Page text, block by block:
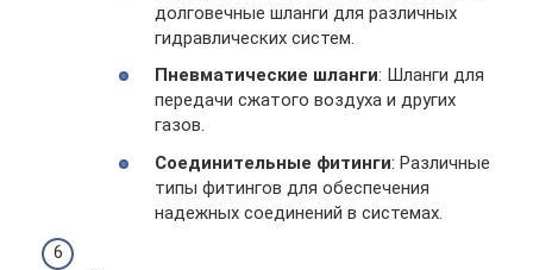
долговечные шланги для различных
гидравлических систем.
Пневматические шланги: Шланги для
передачи сжатого воздуха и других
газов.
Соединительные фитинги: Различные
типы фитингов для обеспечения
надежных соединений в системах.